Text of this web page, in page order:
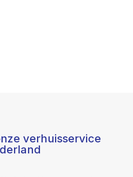
verhuisservice